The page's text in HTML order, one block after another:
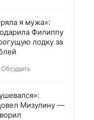
я мужа»:
Филиппу
лодку за
Обсудить
Мизулину —